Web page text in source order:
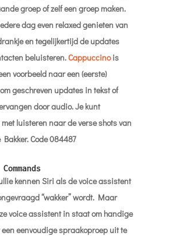
groep of zelf een groep maken.
dag even relaxed genieten van
en tegelijkertijd de updates
beluisteren.Cappuccinois
voorbeeld naar een (eerste)
geschreven updates in tekst of
door audio. Je kunt
luisteren naar de verse shots van
Code 084487
kennen Siri als de voice assistent
“wakker” wordt. Maar
voice assistent in staat om handige
een eenvoudige spraakoproep uit te